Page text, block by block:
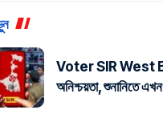
Voter SIR West
অনিশ্চয়তা, শুনানিতে